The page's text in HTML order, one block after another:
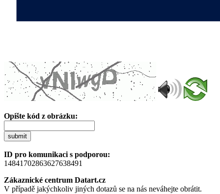
Opište kód z obrázku:
submit
ID pro komunikaci s podporou:
14841702863627638491
Zákaznické centrum Datart.cz
V případě jakýchkoliv jiných dotazů se na nás neváhejte obrátit.